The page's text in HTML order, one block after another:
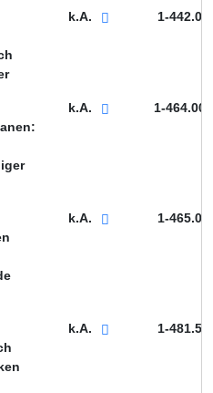
k.A. 1-442.0
k.A. 1-464.00
k.A. 1-465.0
k.A. 1-481.5